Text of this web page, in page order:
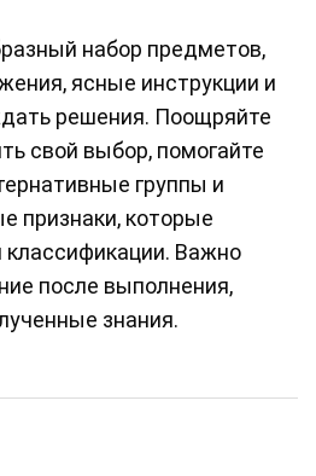
набор предметов,
ясные инструкции и
решения. Поощряйте
свой выбор, помогайте
группы и
признаки, которые
классификации. Важно
после выполнения,
знания.